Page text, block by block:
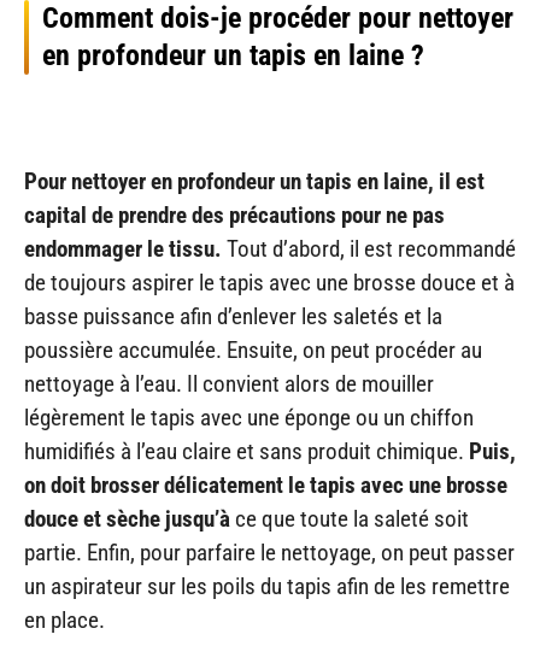
Comment dois-je procéder pour nettoyer
en profondeur un tapis en laine ?
Pour nettoyer en profondeur un tapis en laine, il est
capital de prendre des précautions pour ne pas
endommager le tissu. Tout d’abord, il est recommandé
de toujours aspirer le tapis avec une brosse douce et à
basse puissance afin d’enlever les saletés et la
poussière accumulée. Ensuite, on peut procéder au
nettoyage à l’eau. Il convient alors de mouiller
légèrement le tapis avec une éponge ou un chiffon
humidifiés à l’eau claire et sans produit chimique. Puis,
on doit brosser délicatement le tapis avec une brosse
douce et sèche jusqu’à ce que toute la saleté soit
partie. Enfin, pour parfaire le nettoyage, on peut passer
un aspirateur sur les poils du tapis afin de les remettre
en place.